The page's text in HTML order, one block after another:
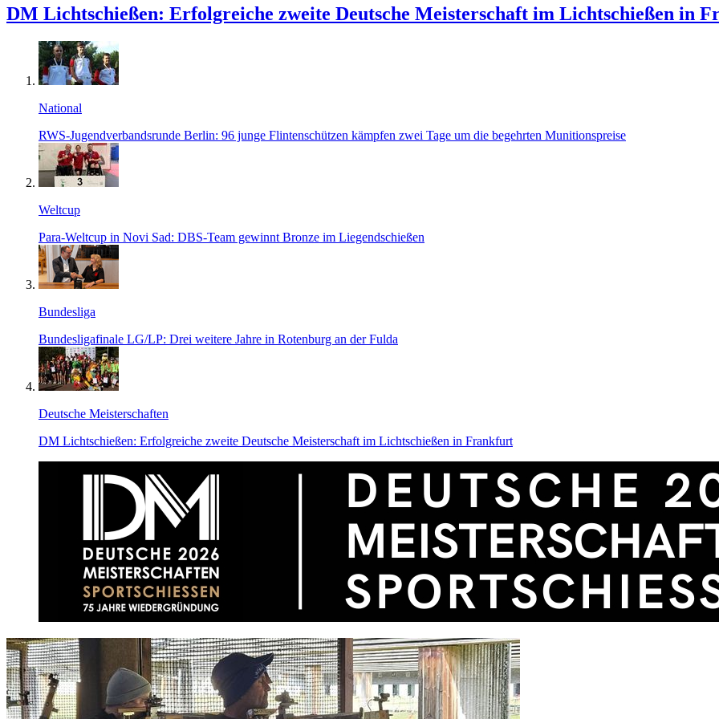
DM Lichtschießen: Erfolgreiche zweite Deutsche Meisterschaft im Lichtschießen in
National
RWS-Jugendverbandsrunde Berlin: 96 junge Flintenschützen kämpfen zwei Tage um die begehrten Munitionspreise
Weltcup
Para-Weltcup in Novi Sad: DBS-Team gewinnt Bronze im Liegendschießen
Bundesliga
Bundesligafinale LG/LP: Drei weitere Jahre in Rotenburg an der Fulda
Deutsche Meisterschaften
DM Lichtschießen: Erfolgreiche zweite Deutsche Meisterschaft im Lichtschießen in Frankfurt